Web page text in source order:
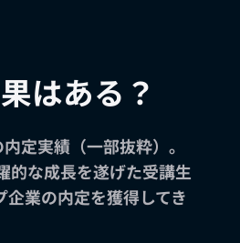
はある？
定実績（一部抜粋）。
な成長を遂げた受講生
企業の内定を獲得してき